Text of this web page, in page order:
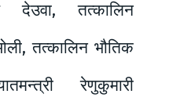
देउवा, तत्कालिन
तत्कालिन भौतिक
रेणुकुमारी